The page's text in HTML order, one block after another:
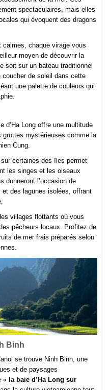
spectaculaires, mais elles
qui évoquent des dragons
calmes, chaque virage vous
moyen de découvrir la
soit sur un bateau traditionnel
de soleil dans cette
une palette de couleurs qui
d’Ha Long offre une multitude
grottes mystérieuses comme la
Cung.
certaines des îles permet
les singes et les oiseaux
donneront l’occasion de
des lagunes isolées, offrant
villages flottants où vous
pêcheurs locaux. Profitez de
de mer frais préparés selon
Binh
se trouve Ninh Binh, une
et de paysages
« la baie d’Ha Long sur